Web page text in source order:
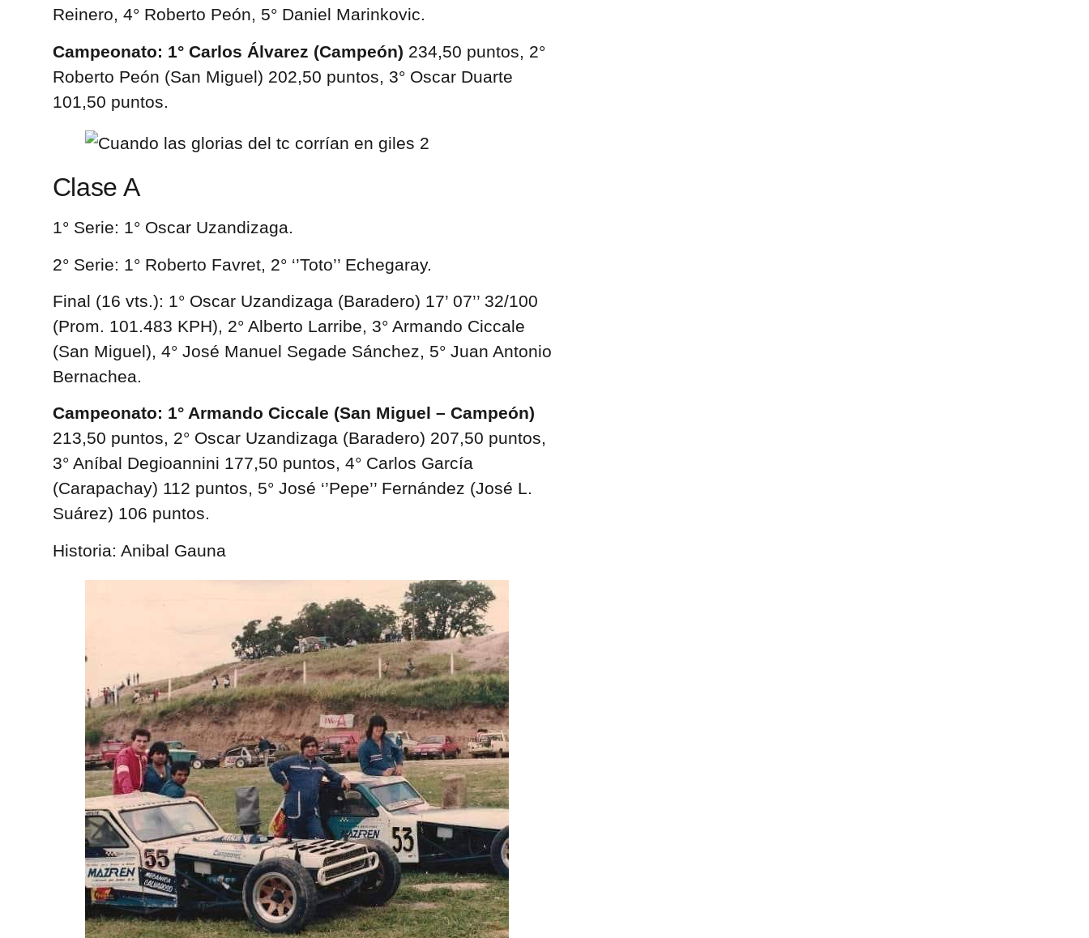
Reinero, 4° Roberto Peón, 5° Daniel Marinkovic.
Campeonato: 1° Carlos Álvarez (Campeón) 234,50 puntos, 2°
Roberto Peón (San Miguel) 202,50 puntos, 3° Oscar Duarte
101,50 puntos.
Clase A
1° Serie: 1° Oscar Uzandizaga.
2° Serie: 1° Roberto Favret, 2° ‘’Toto’’ Echegaray.
Final (16 vts.): 1° Oscar Uzandizaga (Baradero) 17’ 07’’ 32/100
(Prom. 101.483 KPH), 2° Alberto Larribe, 3° Armando Ciccale
(San Miguel), 4° José Manuel Segade Sánchez, 5° Juan Antonio
Bernachea.
Campeonato: 1° Armando Ciccale (San Miguel – Campeón)
213,50 puntos, 2° Oscar Uzandizaga (Baradero) 207,50 puntos,
3° Aníbal Degioannini 177,50 puntos, 4° Carlos García
(Carapachay) 112 puntos, 5° José ‘’Pepe’’ Fernández (José L.
Suárez) 106 puntos.
Historia: Anibal Gauna